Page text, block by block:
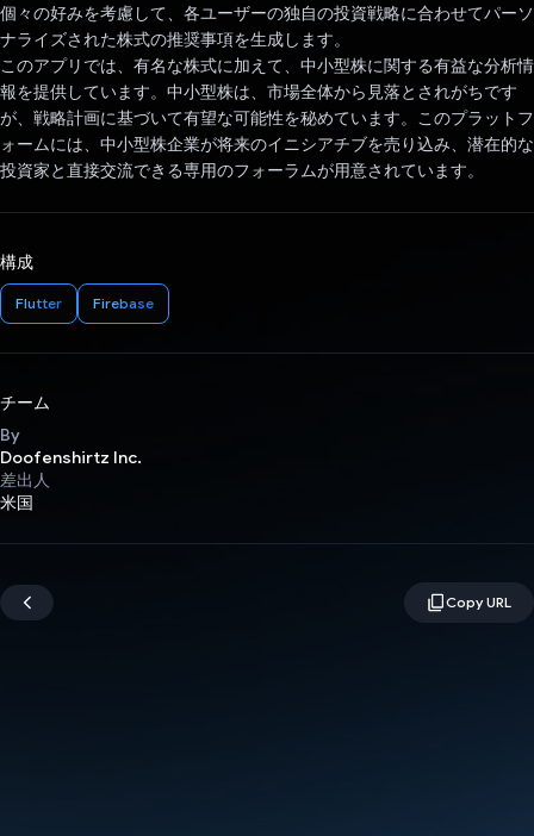
個々の好みを考慮して、各ユーザーの独自の投資戦略に合わせてパーソ
ナライズされた株式の推奨事項を生成します。
このアプリでは、有名な株式に加えて、中小型株に関する有益な分析情
報を提供しています。中小型株は、市場全体から見落とされがちです
が、戦略計画に基づいて有望な可能性を秘めています。このプラットフ
ォームには、中小型株企業が将来のイニシアチブを売り込み、潜在的な
投資家と直接交流できる専用のフォーラムが用意されています。
構成
Flutter Firebase
チーム
By
Doofenshirtz Inc.
差出人
米国